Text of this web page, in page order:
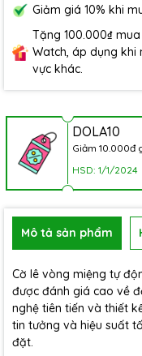
Giảm giá 10% khi
Tặng 100.000₫
Watch, áp dụng khi
vực khác.
DOLA10
Giảm 10.000đ
HSD: 1/1/2024
Mô tả sản phẩm
Cờ lê vòng miệng tự
được đánh giá cao về
nghệ tiên tiến và thiết
tin tưởng và hiệu suất
đặt.